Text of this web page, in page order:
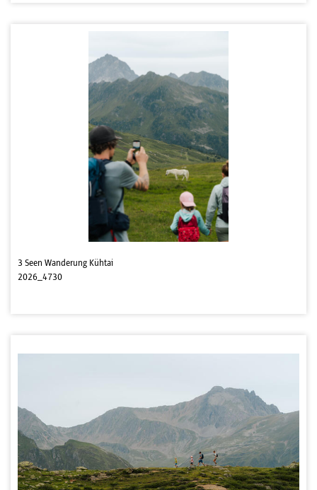
3 Seen Wanderung Kühtai
2026_4730